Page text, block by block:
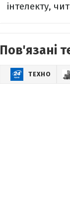
інтелекту,
Пов'язані
ТЕХНО